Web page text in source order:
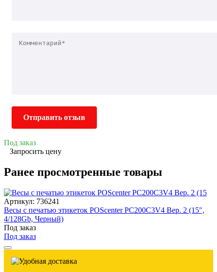
Отправить отзыв
Под заказ
Запросить цену
Ранее просмотренные товары
Артикул: 736241
Весы с печатью этикеток POScenter PC200C3V4 Вер. 2 (15",
4/128Gb, Черный)
Под заказ
Под заказ